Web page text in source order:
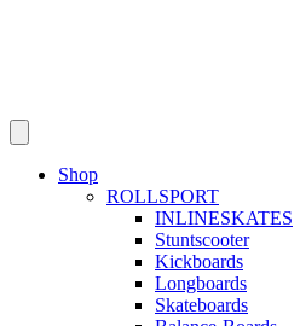
Shop
ROLLSPORT
INLINESKATES
Stuntscooter
Kickboards
Longboards
Skateboards